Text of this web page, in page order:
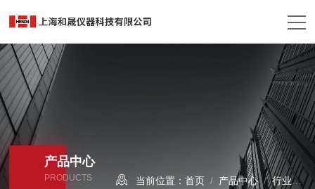
产品中心
PRODUCTS 当前位置：首页 / 产品中心/行业检测仪器